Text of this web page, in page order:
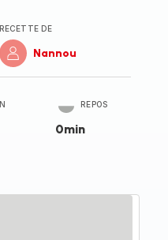
RECETTE DE
Nannou
REPOS
0min